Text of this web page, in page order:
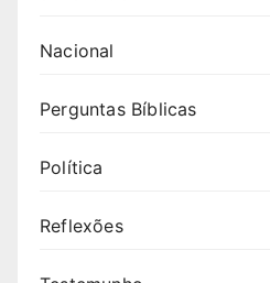
Nacional
Perguntas Bíblicas
Política
Reflexões